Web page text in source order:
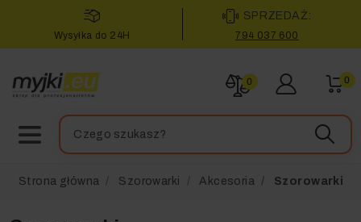
Wysyłka do 24H
SPRZEDAŻ:
794 037 600
0 0
Strona główna Szorowarki Akcesoria Szorowarki